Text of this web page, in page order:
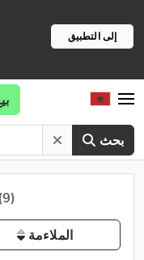
إلى التطبيق
بحث
الملاءمة